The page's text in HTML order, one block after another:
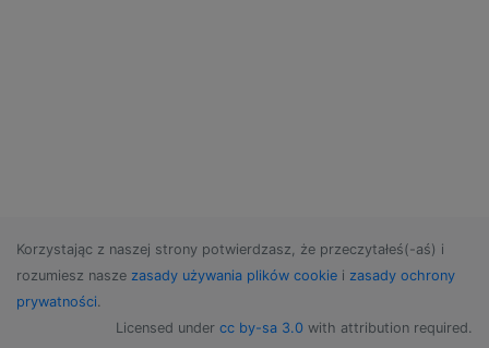
Korzystając z naszej strony potwierdzasz, że przeczytałeś(-aś) i
rozumiesz nasze zasady używania plików cookie i zasady ochrony
prywatności.
Licensed under cc by-sa 3.0 with attribution required.